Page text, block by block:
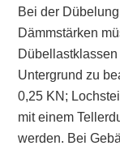
Bei der
Dämmstärken
Untergrund zu
0,25 KN;
mit einem
werden. Bei